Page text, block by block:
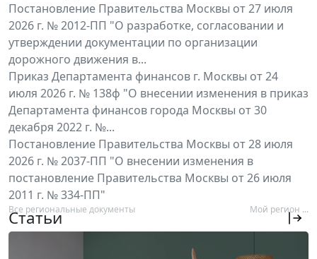
Постановление Правительства Москвы от 27 июля
2026 г. № 2012-ПП "О разработке, согласовании и
утверждении документации по организации
дорожного движения в...
Приказ Департамента финансов г. Москвы от 24
июля 2026 г. № 138ф "О внесении изменения в приказ
Департамента финансов города Москвы от 30
декабря 2022 г. №...
Постановление Правительства Москвы от 28 июля
2026 г. № 2037-ПП "О внесении изменения в
постановление Правительства Москвы от 26 июля
2011 г. № 334-ПП"
Все региональные документы Мой регион ...
Статьи